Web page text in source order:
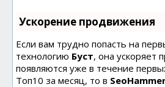
Ускорение продвижения
Если вам трудно попасть на
технологию Буст, она ускоряет
появляются уже в течение
Топ10 за месяц, то в